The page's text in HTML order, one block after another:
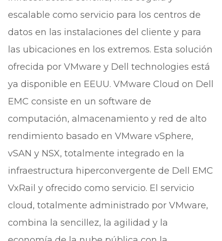
escalable como servicio para los centros de
datos en las instalaciones del cliente y para
las ubicaciones en los extremos. Esta solución
ofrecida por VMware y Dell technologies está
ya disponible en EEUU. VMware Cloud on Dell
EMC consiste en un software de
computación, almacenamiento y red de alto
rendimiento basado en VMware vSphere,
vSAN y NSX, totalmente integrado en la
infraestructura hiperconvergente de Dell EMC
VxRail y ofrecido como servicio. El servicio
cloud, totalmente administrado por VMware,
combina la sencillez, la agilidad y la